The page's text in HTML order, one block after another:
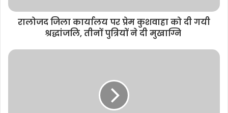
रालोजद जिला कार्यालय पर प्रेम कुशवाहा को दी गयी
श्रद्धांजलि, तीनों पुत्रियों ने दी मुखाग्नि